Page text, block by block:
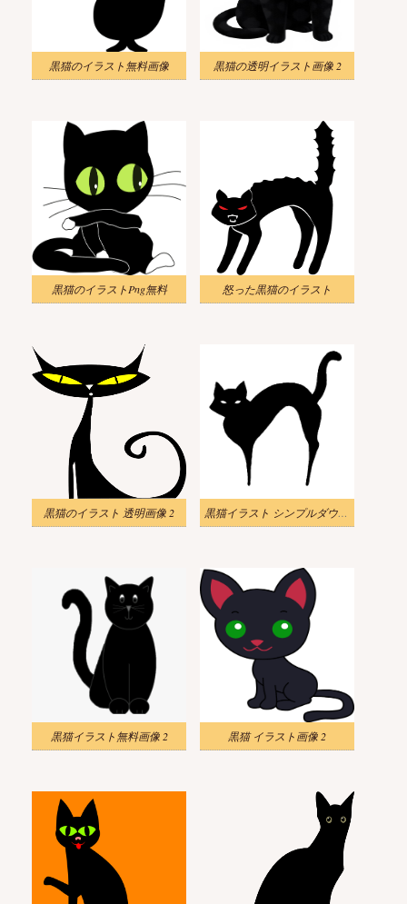
黒猫のイラスト無料画像 黒猫の透明イラスト画像 2
黒猫のイラストPng無料 怒った黒猫のイラスト
黒猫のイラスト 透明画像 2 黒猫イラスト シンプルダウンロード
黒猫イラスト無料画像 2 黒猫 イラスト画像 2